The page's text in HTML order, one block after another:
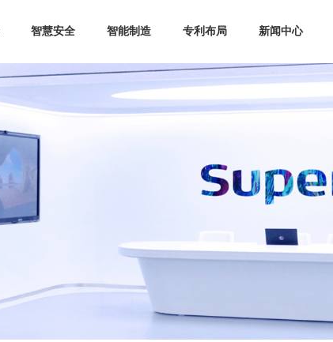
联系我们
智慧安全 智能制造 专利布局 新闻中心